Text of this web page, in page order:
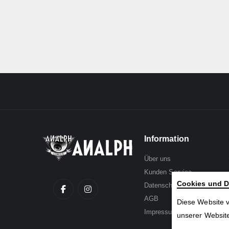
Information
Über uns
Kunden Service
Datenschutz
AGB
Impressum
Cookies und
Diese Website
unserer